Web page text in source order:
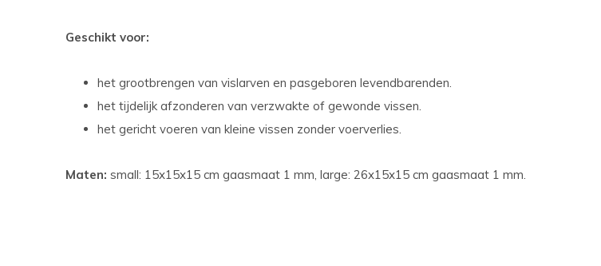
Geschikt voor:
het grootbrengen van vislarven en pasgeboren levendbarenden.
het tijdelijk afzonderen van verzwakte of gewonde vissen.
het gericht voeren van kleine vissen zonder voerverlies.
Maten: small: 15x15x15 cm gaasmaat 1 mm, large: 26x15x15 cm gaasmaat 1 mm.